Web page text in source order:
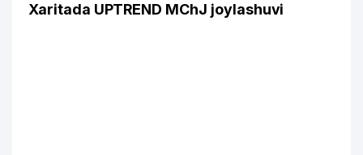
Xaritada UPTREND MChJ joylashuvi